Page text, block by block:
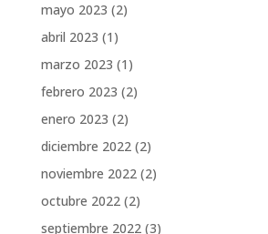
mayo 2023 (2)
abril 2023 (1)
marzo 2023 (1)
febrero 2023 (2)
enero 2023 (2)
diciembre 2022(2)
noviembre 2022(2)
octubre 2022(2)
septiembre 2022(3)